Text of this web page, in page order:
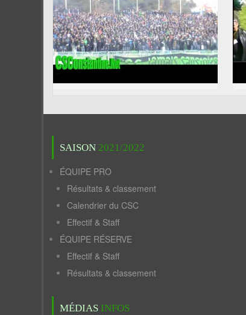
SAISON 2021/2022
ÉQUIPE PRO
Résultats & classement
Calendrier du CSC
Effectif & Staff
ÉQUIPE RÉSERVE
Effectif & Staff
Résultats & classement
MÉDIAS INFOS